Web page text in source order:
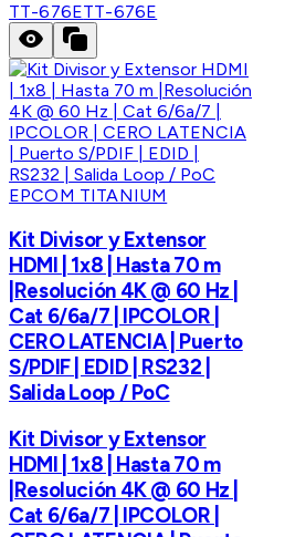
TT-676ETT-676E
EPCOM TITANIUM
Kit Divisor y Extensor
HDMI | 1x8 | Hasta 70 m
|Resolución 4K @ 60 Hz |
Cat 6/6a/7 | IPCOLOR |
CERO LATENCIA | Puerto
S/PDIF | EDID | RS232 |
Salida Loop / PoC
Kit Divisor y Extensor
HDMI | 1x8 | Hasta 70 m
|Resolución 4K @ 60 Hz |
Cat 6/6a/7 | IPCOLOR |